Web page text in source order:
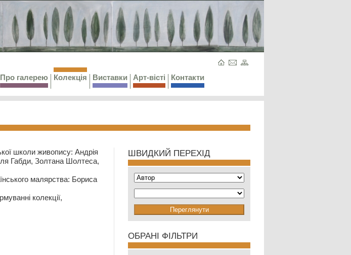
Про галерею Колекція Виставки Арт-вісті Контакти
школи живопису: Андрія
Габди, Золтана Шолтеса,
малярства: Бориса
колекції,
ШВИДКИЙ ПЕРЕХІД
ОБРАНІ ФІЛЬТРИ